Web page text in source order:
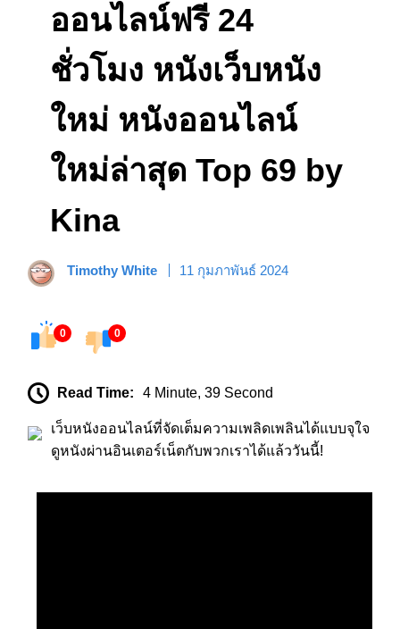
ออนไลน์ฟรี 24
ชั่วโมง หนังเว็บหนัง
ใหม่ หนังออนไลน์
ใหม่ล่าสุด Top 69 by
Kina
Timothy White 11 กุมภาพันธ์ 2024
0 0
Read Time: 4 Minute, 39 Second
เว็บหนังออนไลน์ที่จัดเต็มความเพลิดเพลินได้แบบจุใจ
ดูหนังผ่านอินเตอร์เน็ตกับพวกเราได้แล้ววันนี้!